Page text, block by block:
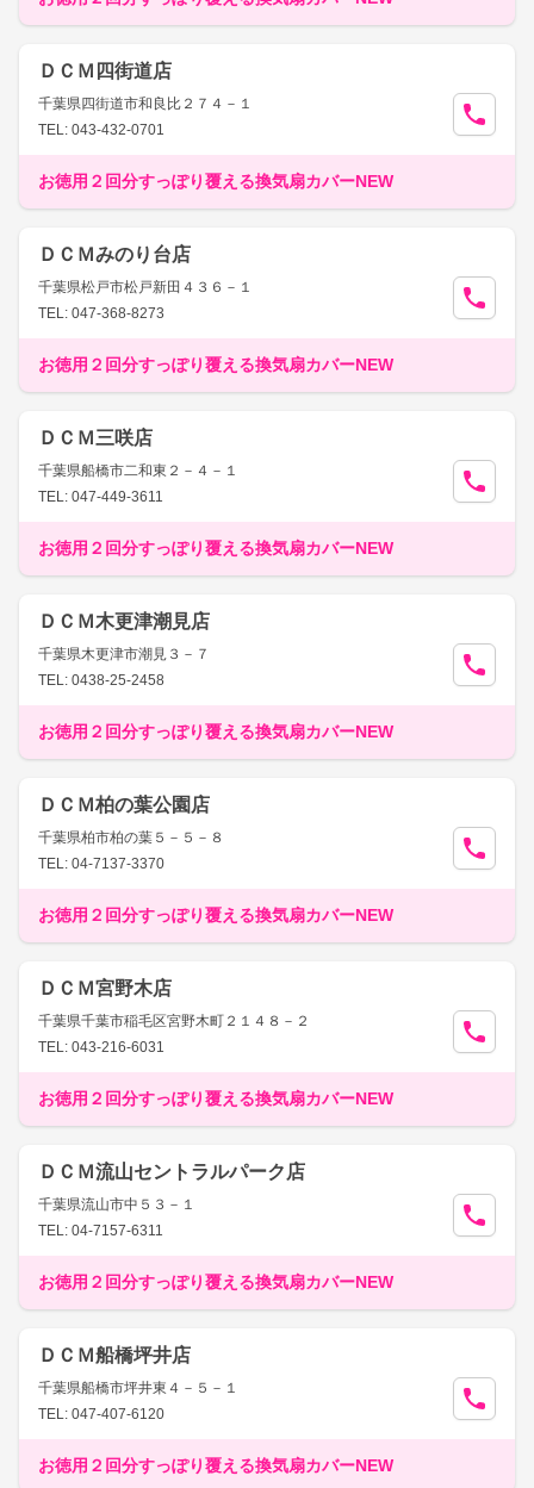
ＤＣＭ四街道店
千葉県四街道市和良比２７４－１
TEL: 043-432-0701
お徳用２回分すっぽり覆える換気扇カバーNEW
ＤＣＭみのり台店
千葉県松戸市松戸新田４３６－１
TEL: 047-368-8273
お徳用２回分すっぽり覆える換気扇カバーNEW
ＤＣＭ三咲店
千葉県船橋市二和東２－４－１
TEL: 047-449-3611
お徳用２回分すっぽり覆える換気扇カバーNEW
ＤＣＭ木更津潮見店
千葉県木更津市潮見３－７
TEL: 0438-25-2458
お徳用２回分すっぽり覆える換気扇カバーNEW
ＤＣＭ柏の葉公園店
千葉県柏市柏の葉５－５－８
TEL: 04-7137-3370
お徳用２回分すっぽり覆える換気扇カバーNEW
ＤＣＭ宮野木店
千葉県千葉市稲毛区宮野木町２１４８－２
TEL: 043-216-6031
お徳用２回分すっぽり覆える換気扇カバーNEW
ＤＣＭ流山セントラルパーク店
千葉県流山市中５３－１
TEL: 04-7157-6311
お徳用２回分すっぽり覆える換気扇カバーNEW
ＤＣＭ船橋坪井店
千葉県船橋市坪井東４－５－１
TEL: 047-407-6120
お徳用２回分すっぽり覆える換気扇カバーNEW